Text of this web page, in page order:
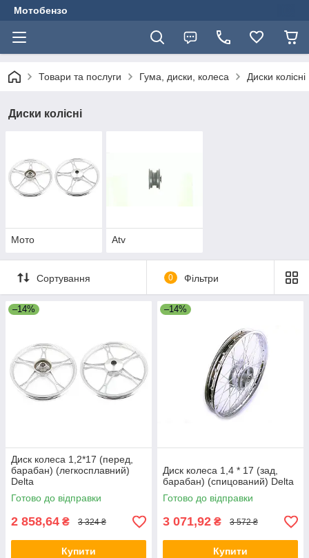
Мотобензо
Товари та послуги Гума, диски, колеса Диски колісні
Диски колісні
Мото Atv
Сортування 0 Фільтри
–14%
Диск колеса 1,2*17 (перед,
барабан) (легкосплавний)
Delta
Готово до відправки
2 858,64 ₴ 3 324 ₴
Купити
–14%
Диск колеса 1,4 * 17 (зад,
барабан) (спицований) Delta
Готово до відправки
3 071,92 ₴ 3 572 ₴
Купити